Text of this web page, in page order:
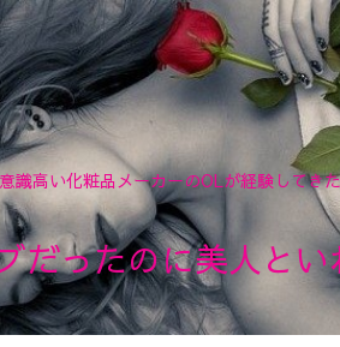
識高い化粧品メーカーのOLが経験してき
だったのに美人と